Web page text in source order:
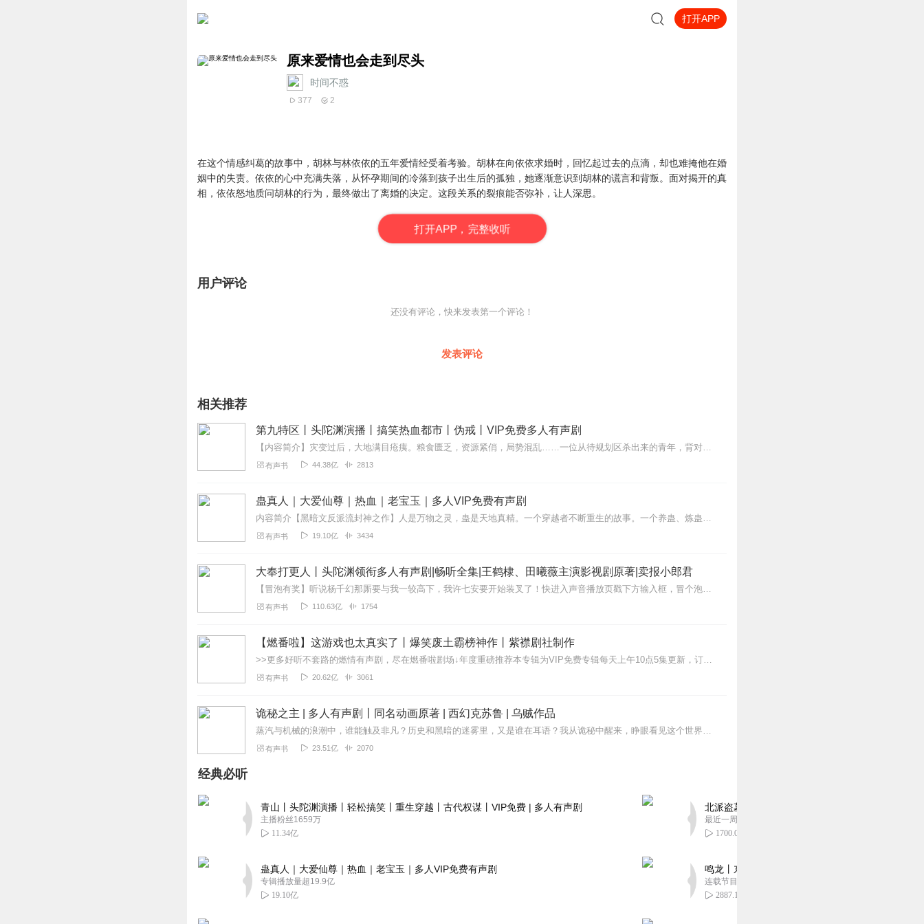
打开APP
原来爱情也会走到尽头
时间不惑
377 2
在这个情感纠葛的故事中，胡林与林依依的五年爱情经受着考验。胡林在向依依求婚时，回忆起过去的点滴，却也难掩他在婚
姻中的失责。依依的心中充满失落，从怀孕期间的冷落到孩子出生后的孤独，她逐渐意识到胡林的谎言和背叛。面对揭开的真
相，依依怒地质问胡林的行为，最终做出了离婚的决定。这段关系的裂痕能否弥补，让人深思。
打开APP，完整收听
用户评论
还没有评论，快来发表第一个评论！
发表评论
相关推荐
第九特区丨头陀渊演播丨搞笑热血都市丨伪戒丨VIP免费多人有声剧
【内容简介】灾变过后，大地满目疮痍。粮食匮乏，资源紧俏，局势混乱……一位从待规划区杀出来的青年，背对着漫天黄沙，孤身来到九区谋生，却不曾想偶然结识三五好友，一念...
有声书 44.38亿 2813
蛊真人｜大爱仙尊｜热血｜老宝玉｜多人VIP免费有声剧
内容简介【黑暗文反派流封神之作】人是万物之灵，蛊是天地真精。一个穿越者不断重生的故事。一个养蛊、炼蛊、用蛊的奇特世界。配音组（男角色）老宝玉旁白...
有声书 19.10亿 3434
大奉打更人丨头陀渊领衔多人有声剧|畅听全集|王鹤棣、田曦薇主演影视剧原著|卖报小郎君
【冒泡有奖】听说杨千幻那厮要与我一较高下，我许七安要开始装叉了！快进入声音播放页戳下方输入框，冒个泡偷偷告诉我，我要用哪些诗词才能胜过他？说得好的，有赏！202...
有声书 110.63亿 1754
【燃番啦】这游戏也太真实了丨爆笑废土霸榜神作丨紫襟剧社制作
>>更多好听不套路的燃情有声剧，尽在燃番啦剧场↓年度重磅推荐本专辑为VIP免费专辑每天上午10点5集更新，订阅可以听到最新内容哦！每周抽一个专辑五星优质评论送...
有声书 20.62亿 3061
诡秘之主 | 多人有声剧丨同名动画原著 | 西幻克苏鲁 | 乌贼作品
蒸汽与机械的浪潮中，谁能触及非凡？历史和黑暗的迷雾里，又是谁在耳语？我从诡秘中醒来，睁眼看见这个世界：枪械，大炮，巨舰，飞空艇，差分机；魔药，占卜，诅咒，倒吊人...
有声书 23.51亿 2070
经典必听
青山丨头陀渊演播丨轻松搞笑丨重生穿越丨古代权谋丨VIP免费 | 多人有声剧
主播粉丝1659万
11.34亿
蛊真人｜大爱仙尊｜热血｜老宝玉｜多人VIP免费有声剧
专辑播放量超19.9亿
19.10亿
北派盗墓笔记丨头陀渊出品丨悬疑灵异丨摸金校尉
最近一周更新
1700.09万
鸣龙丨东方玄幻丨紫襟团队丨轻松搞笑丨多人有声
连载节目超五百集
2887.10万